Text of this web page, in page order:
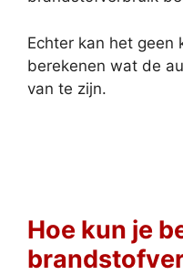
Echter kan het geen
berekenen wat de
van te zijn.
Hoe kun je